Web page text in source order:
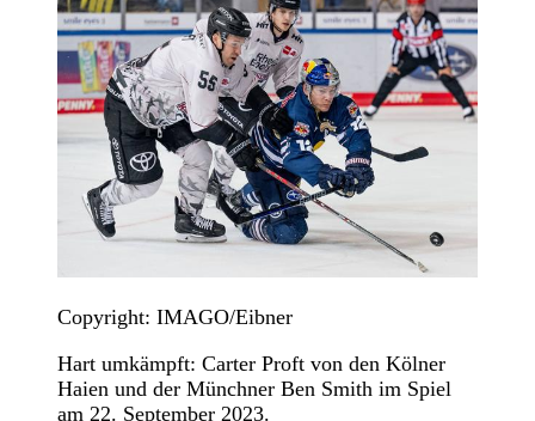
Copyright: IMAGO/Eibner
Hart umkämpft: Carter Proft von den Kölner
Haien und der Münchner Ben Smith im Spiel
am 22. September 2023.